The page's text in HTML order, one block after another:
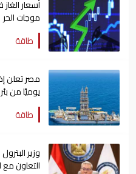
موجات الحر
طاقة
يوميًا من
طاقة
وزير
التعاون مع